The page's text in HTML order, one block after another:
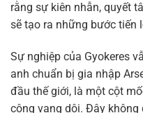
rằng sự kiên nhẫn, quyết
sẽ tạo ra những bước tiến
Sự nghiệp của Gyokeres
anh chuẩn bị gia nhập
đầu thế giới, là một cột
công vang dội. Đây